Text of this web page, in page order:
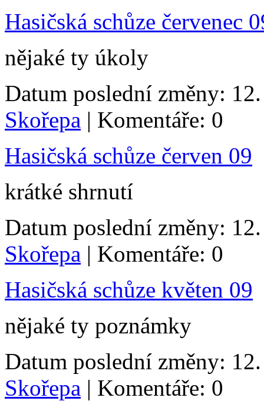
Hasičská schůze červenec
nějaké ty úkoly
Datum poslední změny:
Skořepa | Komentáře: 0
Hasičská schůze červen 09
krátké shrnutí
Datum poslední změny:
Skořepa | Komentáře: 0
Hasičská schůze květen 09
nějaké ty poznámky
Datum poslední změny:
Skořepa | Komentáře: 0